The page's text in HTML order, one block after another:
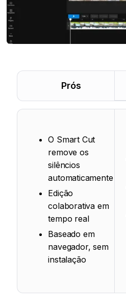
Prós
O Smart Cut
remove os
silêncios
automaticamente
Edição
colaborativa em
tempo real
Baseado em
navegador, sem
instalação